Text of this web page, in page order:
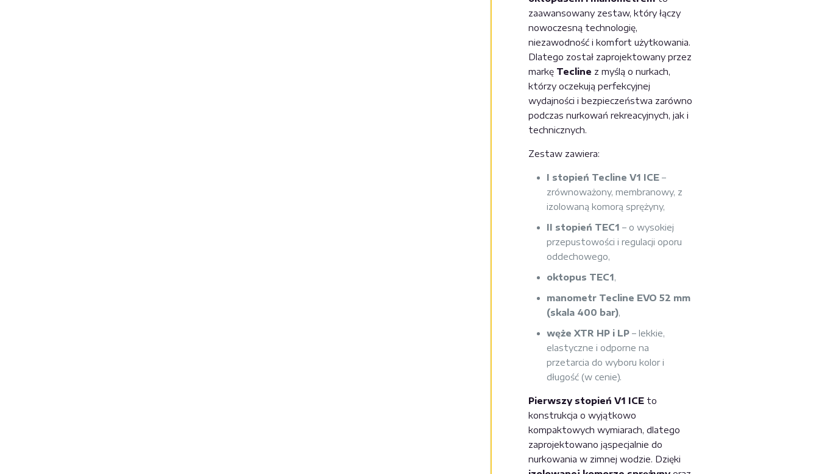
zaawansowany zestaw, który łączy
nowoczesną technologię,
niezawodność i komfort użytkowania.
Dlatego został zaprojektowany przez
markę Tecline z myślą o nurkach,
którzy oczekują perfekcyjnej
wydajności i bezpieczeństwa zarówno
podczas nurkowań rekreacyjnych, jak i
technicznych.
Zestaw zawiera:
I stopień Tecline V1 ICE –
zrównoważony, membranowy, z
izolowaną komorą sprężyny,
II stopień TEC1 – o wysokiej
przepustowości i regulacji oporu
oddechowego,
oktopus TEC1,
manometr Tecline EVO 52 mm
(skala 400 bar),
węże XTR HP i LP – lekkie,
elastyczne i odporne na
przetarcia do wyboru kolor i
długość (w cenie).
Pierwszy stopień V1 ICE to
konstrukcja o wyjątkowo
kompaktowych wymiarach, dlatego
zaprojektowano jąspecjalnie do
nurkowania w zimnej wodzie. Dzięki